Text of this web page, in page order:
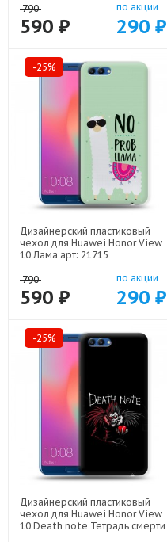
790
590 ₽
по акции
290 ₽
-25%
Дизайнерский пластиковый
чехол для Huawei Honor View
10 Лама арт: 21715
790
590 ₽
по акции
290 ₽
-25%
Дизайнерский пластиковый
чехол для Huawei Honor View
10 Death note Тетрадь смерти